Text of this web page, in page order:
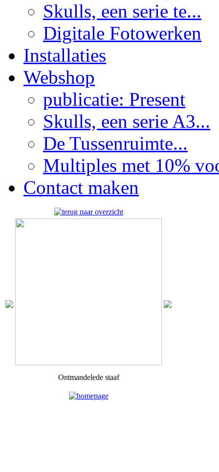
Skulls, een serie te...
Digitale Fotowerken
Installaties
Webshop
publicatie: Present
Skulls, een serie A3...
De Tussenruimte...
Multiples met 10%
Contact maken
Ontmandelede staaf